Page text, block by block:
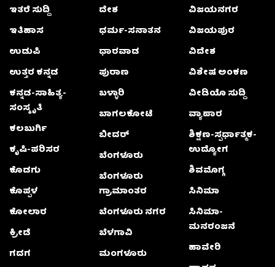
ಇತರೆ ಸುದ್ದಿ
ಇತಿಹಾಸ
ಉಡುಪಿ
ಉತ್ತರ ಕನ್ನಡ
ಕನ್ನಡ-ಸಾಹಿತ್ಯ-
ಸಂಸ್ಕೃತಿ
ಕಲಬುರ್ಗಿ
ಕೃಷಿ-ಪರಿಸರ
ಕೊಡಗು
ಕೊಪ್ಪಳ
ಕೋಲಾರ
ಕ್ರೀಡೆ
ಗದಗ
ದೇಶ
ಧರ್ಮ-ಸನಾತನ
ಧಾರವಾಡ
ಪುರಾಣ
ಬಳ್ಳಾರಿ
ಬಾಗಲಕೋಟೆ
ಬೀದರ್
ಬೆಂಗಳೂರು
ಬೆಂಗಳೂರು
ಗ್ರಾಮಾಂತರ
ಬೆಂಗಳೂರು ನಗರ
ಬೆಳಗಾವಿ
ಮಂಗಳೂರು
ವಿಜಯನಗರ
ವಿಜಯಪುರ
ವಿದೇಶ
ವಿಶೇಷ ಅಂಕಣ
ವೀಡಿಯೊ ಸುದ್ದಿ
ವ್ಯಾಪಾರ
ಶಿಕ್ಷಣ-ಸ್ಪರ್ಧಾತ್ಮಕ-
ಉದ್ಯೋಗ
ಶಿವಮೊಗ್ಗ
ಸಿನಿಮಾ
ಸಿನಿಮಾ-
ಮನರಂಜನೆ
ಹಾವೇರಿ